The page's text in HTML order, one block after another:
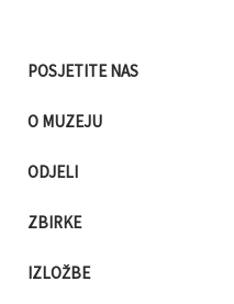
POSJETITE NAS
O MUZEJU
ODJELI
ZBIRKE
IZLOŽBE